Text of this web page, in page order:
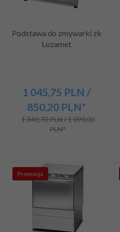
Podstawa do zmywarki zk
Lozamet
1 045,75 PLN /
850,20 PLN*
1 340,70 PLN / 1 090,00
PLN*
Promocja